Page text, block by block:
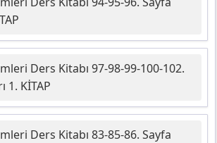
Ders Kitabı 97-98-99-100-102.
1. KİTAP
Ders Kitabı 83-85-86. Sayfa